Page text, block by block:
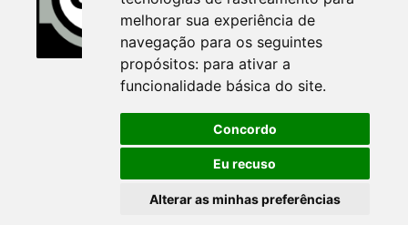
melhorar sua experiência de
navegação para os seguintes
propósitos: para ativar a
funcionalidade básica do site.
Concordo
Eu recuso
Alterar as minhas preferências